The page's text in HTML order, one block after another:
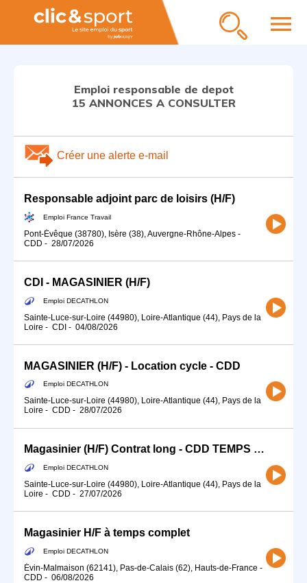
menu
Emploi responsable de depot
15 ANNONCES A CONSULTER
Créer une alerte e-mail
Responsable adjoint parc de loisirs (H/F)
Emploi France Travail
Pont-Évêque (38780), Isère (38), Auvergne-Rhône-Alpes -
CDD - 28/07/2026
CDI - MAGASINIER (H/F)
Emploi DECATHLON
Sainte-Luce-sur-Loire (44980), Loire-Atlantique (44), Pays de la
Loire - CDI - 04/08/2026
MAGASINIER (H/F) - Location cycle - CDD
Emploi DECATHLON
Sainte-Luce-sur-Loire (44980), Loire-Atlantique (44), Pays de la
Loire - CDD - 28/07/2026
Magasinier (H/F) Contrat long - CDD TEMPS PLEIN
Emploi DECATHLON
Sainte-Luce-sur-Loire (44980), Loire-Atlantique (44), Pays de la
Loire - CDD - 27/07/2026
Magasinier H/F à temps complet
Emploi DECATHLON
Évin-Malmaison (62141), Pas-de-Calais (62), Hauts-de-France -
CDD - 06/08/2026